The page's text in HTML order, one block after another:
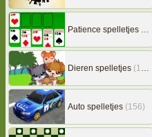
Patience spelletjes
(92)
Dieren spelletjes (149)
Auto spelletjes (156)